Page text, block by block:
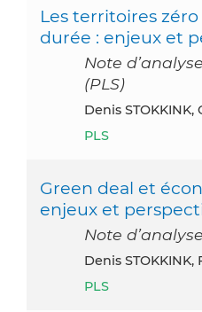
Les territoires
durée : enjeux et
Note
(PLS)
Denis
PLS
Green deal et
enjeux et
Note d’analyse
Denis
PLS